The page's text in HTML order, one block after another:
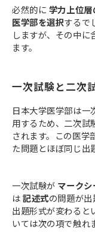
必然的に 学力上位
医学部を選択するで
しますが、その中
ます。
一次試験と二次
日本大学医学部は一
用するため、二次試
されます。この医学
た問題とほぼ同じ出
一次試験が マークシ
は記述式の問題が
出題形式が変わると
いては次の項で触れ